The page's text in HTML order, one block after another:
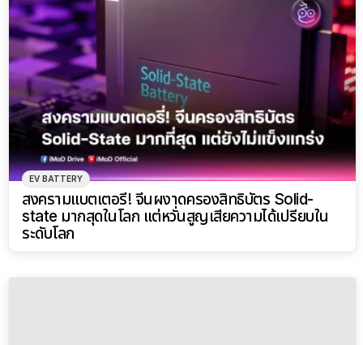
EV BATTERY
สงครามแบตเตอรี่! จีนผงาดครองสิทธิบัตร Solid-
state มากสุดในโลก แต่หวั่นสูญเสียความได้เปรียบใน
ระดับโลก